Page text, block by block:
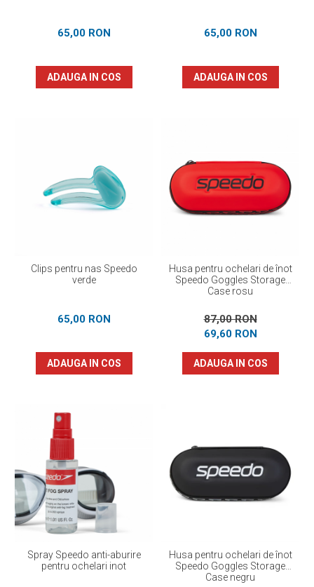
65,00 RON
ADAUGA IN COS
65,00 RON
ADAUGA IN COS
Clips pentru nas Speedo
verde
65,00 RON
ADAUGA IN COS
Husa pentru ochelari de înot
Speedo Goggles Storage
Case rosu
87,00 RON
69,60 RON
ADAUGA IN COS
Spray Speedo anti-aburire
pentru ochelari inot
Husa pentru ochelari de înot
Speedo Goggles Storage
Case negru